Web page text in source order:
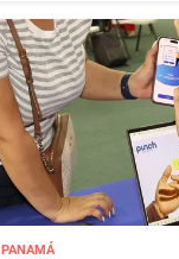
PANAMÁ